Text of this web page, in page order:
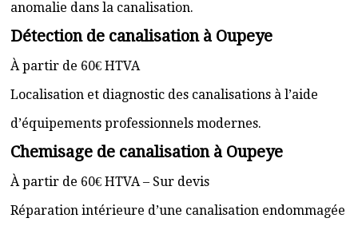
anomalie dans la canalisation.
Détection de canalisation à Oupeye
À partir de 60€ HTVA
Localisation et diagnostic des canalisations à l’aide
d’équipements professionnels modernes.
Chemisage de canalisation à Oupeye
À partir de 60€ HTVA – Sur devis
Réparation intérieure d’une canalisation endommagée